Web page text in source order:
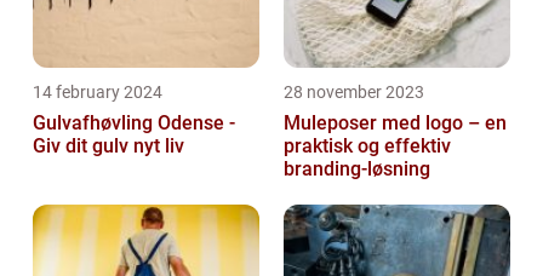
14 february 2024
Gulvafhøvling Odense -
Giv dit gulv nyt liv
28 november 2023
Muleposer med logo – en
praktisk og effektiv
branding-løsning